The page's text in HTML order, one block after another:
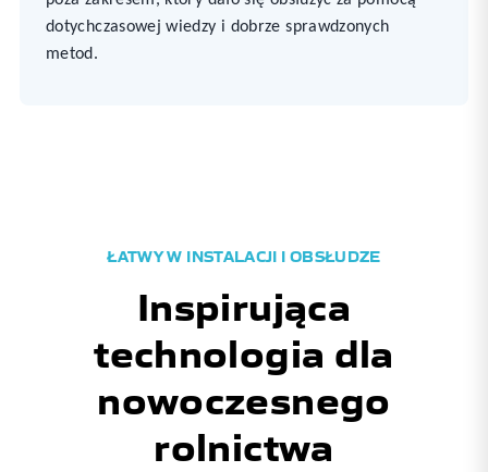
dotychczasowej wiedzy i dobrze sprawdzonych
metod.
Inspirująca
technologia dla
nowoczesnego
rolnictwa
ŁATWY W INSTALACJI I OBSŁUDZE